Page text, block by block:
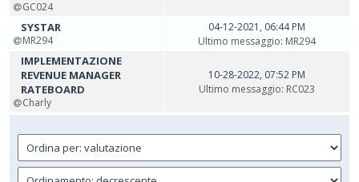
GC024
SYSTAR
MR294
04-12-2021, 06:44 PM
Ultimo messaggio: MR294
IMPLEMENTAZIONE
REVENUE MANAGER
RATEBOARD
Charly
10-28-2022, 07:52 PM
Ultimo messaggio: RC023